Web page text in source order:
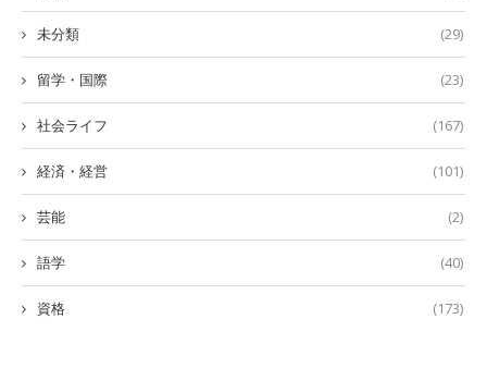
未分類 (29)
留学・国際 (23)
社会ライフ (167)
経済・経営 (101)
芸能 (2)
語学 (40)
資格 (173)